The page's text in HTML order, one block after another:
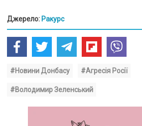
Джерело: Ракурс
#Новини Донбасу #Агресія Росії
#Володимир Зеленський